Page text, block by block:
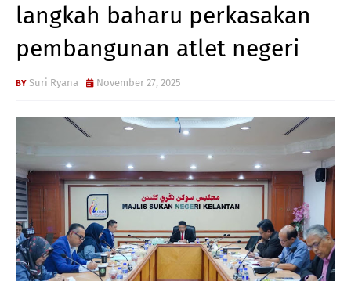
langkah baharu perkasakan
pembangunan atlet negeri
Suri Ryana November 27, 2025